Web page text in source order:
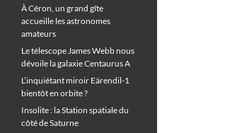
À Céron, un grand gîte
accueille les astronomes
amateurs
Le télescope James Webb nous
dévoile la galaxie Centaurus A
L’inquiétant miroir Eärendil-1
bientôt en orbite ?
Insolite : la Station spatiale du
côté de Saturne